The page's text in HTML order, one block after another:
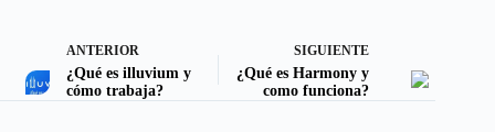
ANTERIOR
¿Qué es illuvium y
cómo trabaja?
SIGUIENTE
¿Qué es Harmony y
como funciona?